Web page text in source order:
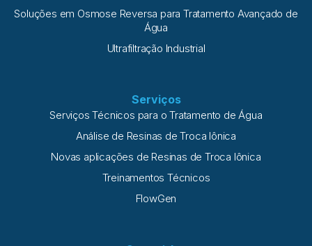
Soluções em Osmose Reversa para Tratamento Avançado de
Água
Ultrafiltração Industrial
Serviços
Serviços Técnicos para o Tratamento de Água
Análise de Resinas de Troca Iônica
Novas aplicações de Resinas de Troca Iônica
Treinamentos Técnicos
FlowGen